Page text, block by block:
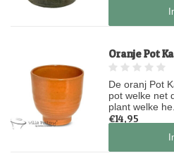
Op voorraad
Oranje Pot
De oranj Pot
pot welke net
plant welke
€14,95
Op voorraad